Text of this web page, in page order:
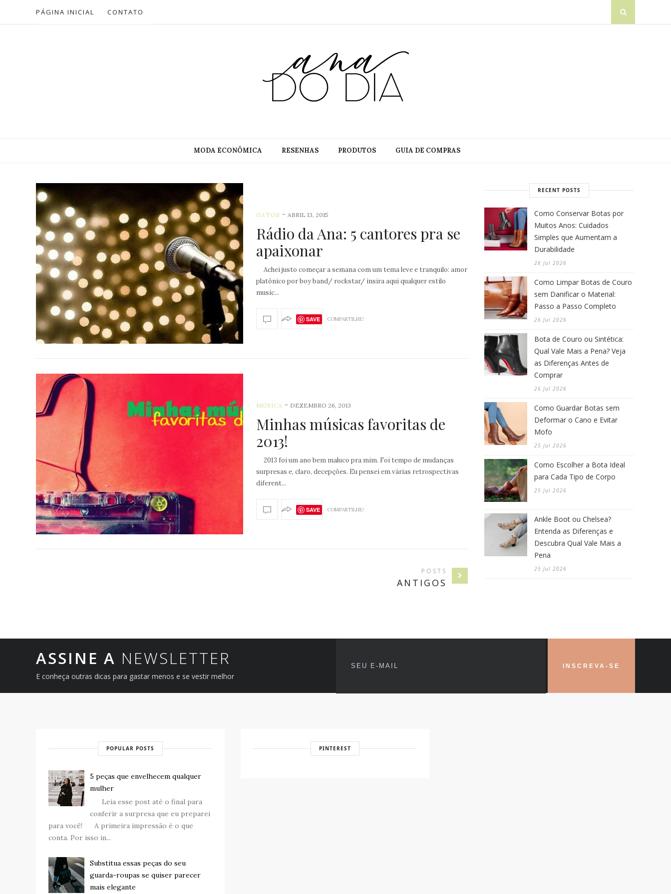
PÁGINA INICIAL CONTATO
MODA ECONÔMICA RESENHAS PRODUTOS GUIA DE COMPRAS
GATOS -ABRIL 13, 2015
Rádio da Ana: 5 cantores pra se
apaixonar
Achei justo começar a semana com um tema leve e tranquilo: amor
platônico por boy band/ rockstar/ insira aqui qualquer estilo
music...
SAVE COMPARTILHE!
MÚSICA - DEZEMBRO 26, 2013
Minhas músicas favoritas de
2013!
2013 foi um ano bem maluco pra mim. Foi tempo de mudanças
surpresas e, claro, decepções. Eu pensei em várias retrospectivas
diferent...
SAVE COMPARTILHE!
POSTS
ANTIGOS
RECENT POSTS
Como Conservar Botas por
Muitos Anos: Cuidados
Simples que Aumentam a
Durabilidade
26 Jul 2026
Como Limpar Botas de Couro
sem Danificar o Material:
Passo a Passo Completo
26 Jul 2026
Bota de Couro ou Sintética:
Qual Vale Mais a Pena? Veja
as Diferenças Antes de
Comprar
26 Jul 2026
Como Guardar Botas sem
Deformar o Cano e Evitar
Mofo
25 Jul 2026
Como Escolher a Bota Ideal
para Cada Tipo de Corpo
25 Jul 2026
Ankle Boot ou Chelsea?
Entenda as Diferenças e
Descubra Qual Vale Mais a
Pena
25 Jul 2026
ASSINE A NEWSLETTER
E conheça outras dicas para gastar menos e se vestir melhor
POPULAR POSTS
5 peças que envelhecem qualquer
mulher
Leia esse post até o final para
conferir a surpresa que eu preparei
para você! A primeira impressão é o que
conta. Por isso in...
Substitua essas peças do seu
guarda-roupas se quiser parecer
mais elegante
PINTEREST